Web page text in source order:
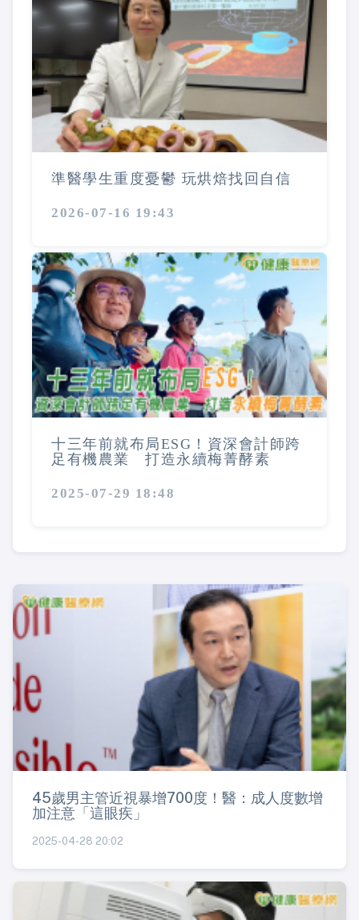
準醫學生重度憂鬱 玩烘焙找回自信
2026-07-16 19:43
十三年前就布局ESG！資深會計師跨
足有機農業 打造永續梅菁酵素
2025-07-29 18:48
45歲男主管近視暴增700度！醫：成人度數增
加注意「這眼疾」
2025-04-28 20:02